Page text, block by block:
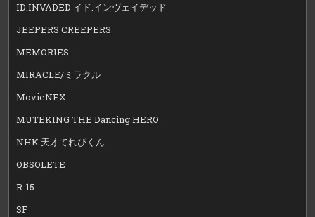
ID:INVADED イド:インヴェイデッド
JEEPERS CREEPERS
MEMORIES
MIRACLE/ミラクル
MovieNEX
MUTEKING THE Dancing HERO
NHK 天才てれびくん
OBSOLETE
R-15
SF